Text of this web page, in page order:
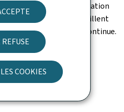
COOKIES
quarantaine. L'Administration
au sein du CPL surveillent
près et de manière continue.
pénitentiaire